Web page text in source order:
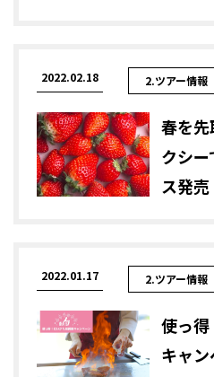
2022.02.18 2.ツアー情報
春を
クシ
ス発売
2022.01.17 2.ツアー情報
使っ
キャ